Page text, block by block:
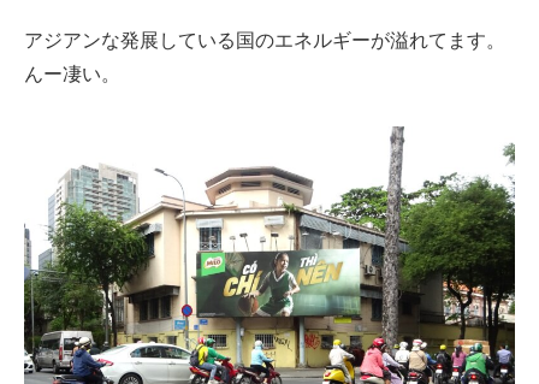
アジアンな発展している国のエネルギーが溢れてます。
んー凄い。